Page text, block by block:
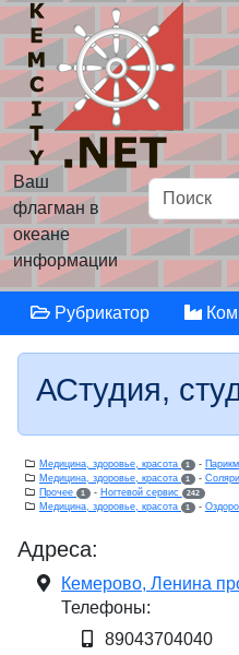
Ваш
флагман в
океане
информации
Рубрикатор
АСтудия,
Медицина, здоровье, красота 1 -
Медицина, здоровье, красота 1 -
Прочее 1 - Ногтевой сервис 242
Медицина, здоровье, красота 1 -
Адреса:
Кемерово, Ленина
Телефоны:
89043704040